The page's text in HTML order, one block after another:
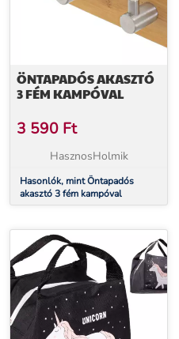
ÖNTAPADÓS AKASZTÓ
3 FÉM KAMPÓVAL
3 590 Ft
HasznosHolmik
Hasonlók, mint Öntapadós
akasztó 3 fém kampóval